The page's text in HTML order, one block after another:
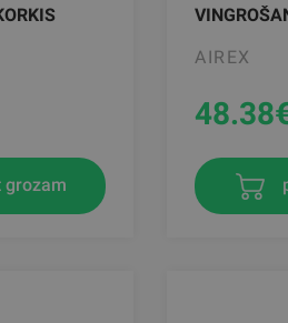
grozam
AIREX
48.38